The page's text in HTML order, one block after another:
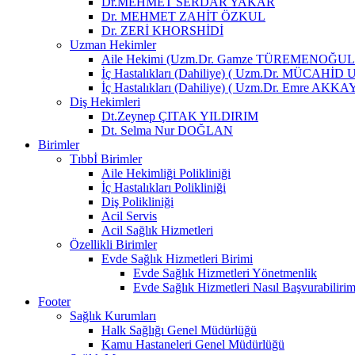
Dr. MEHMET ZAHİT ÖZKUL
Dr. ZERİ KHORSHİDİ
Uzman Hekimler
Aile Hekimi (Uzm.Dr. Gamze
İç Hastalıkları (Dahiliye) ( Uzm.Dr. MÜCAHİD
İç Hastalıkları (Dahiliye) ( Uzm.Dr. Emre
Diş Hekimleri
Dt.Zeynep ÇITAK YILDIRIM
Dt. Selma Nur DOĞLAN
Birimler
Tıbbİ Birimler
Aile Hekimliği Polikliniği
İç Hastalıkları Polikliniği
Diş Polikliniği
Acil Servis
Acil Sağlık Hizmetleri
Özellikli Birimler
Evde Sağlık Hizmetleri Birimi
Evde Sağlık Hizmetleri Yönetmenlik
Evde Sağlık Hizmetleri Nasıl Başvurabilirim
Footer
Sağlık Kurumları
Halk Sağlığı Genel Müdürlüğü
Kamu Hastaneleri Genel Müdürlüğü